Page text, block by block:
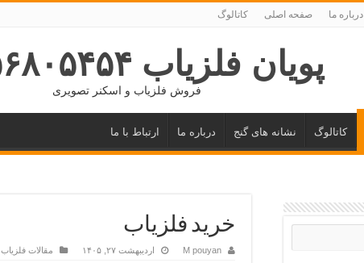
درباره ما صفحه اصلی کاتالوگ
پویان فلزیاب ۰۹۳۵۶۸۰۵۴۵۴
فروش فلزیاب و اسکنر تصویری
کاتالوگ نشانه های گنج درباره ما ارتباط با ما
خرید فلزیاب
M pouyan اردیبهشت ۲۷, ۱۴۰۵ مقالات فلزیاب